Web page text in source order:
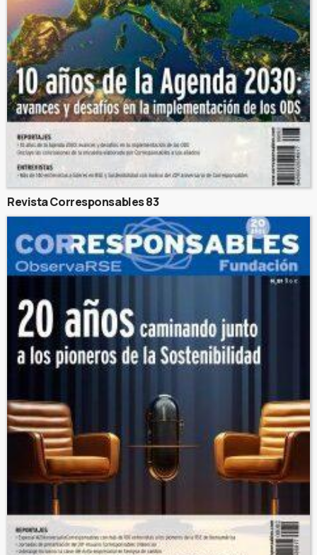
Revista Corresponsables 83